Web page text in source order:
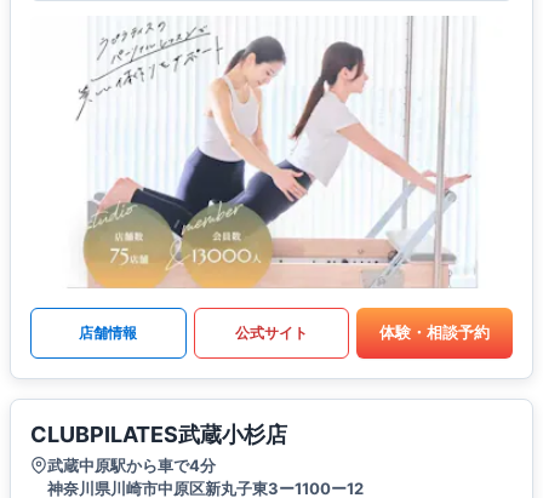
店舗情報 公式サイト 体験・相談予約
CLUBPILATES武蔵小杉店
武蔵中原駅から車で4分
神奈川県川崎市中原区新丸子東3ー1100ー12